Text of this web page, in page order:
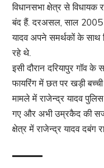
विधानसभा क्षेत्र से
बंद हैं. दरअसल, साल 2005 में
यादव अपने समर्थकों के साथ
रहे थे.
इसी दौरान दरियापुर गॉव के
फायरिंग में छत पर खड़ी
मामले में राजेन्द्र यादव
गए और अभी उम्रकैद की
क्षेत्र में राजेन्द्र यादव दबंग